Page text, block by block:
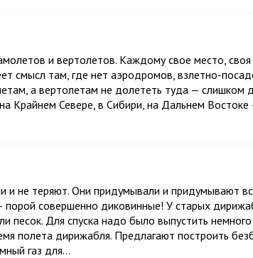
и вертолетов. Каждому свое место, своя
смысл там, где нет аэродромов, взлетно-
а вертолетам не долететь туда — слишком
Крайнем Севере, в Сибири, на Дальнем
и не теряют. Они придумывали и придумывают
совершенно диковинные! У старых
песок. Для спуска надо было выпустить немного
полета дирижабля. Предлагают построить
газ для…